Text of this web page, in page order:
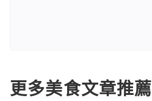
更多美食文章推薦